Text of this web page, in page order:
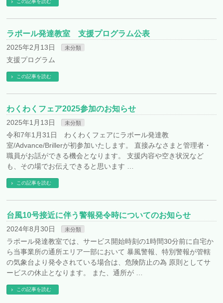
この記事を読む
ラポール発達教室 支援プログラム公表
2025年2月13日 未分類
支援プログラム
この記事を読む
わくわくフェア2025参加のお知らせ
2025年1月13日 未分類
令和7年1月31日 わくわくフェアにラポール発達教
室/Advance/Brillerが初参加いたします。 直接みなさまと管理者・
職員がお話ができる機会となります。 支援内容や空き状況など
も、その場でお伝えできると思います …
この記事を読む
台風10号接近に伴う警報発令時についてのお知らせ
2024年8月30日 未分類
ラポール発達教室では、サービス開始時刻の1時間30分前に自宅か
ら当事業所の通所エリア一部において 暴風警報、特別警報が管轄
の気象台より発令されている場合は、危険防止の為 原則としてサ
ービスの休止となります。 また、通所が …
この記事を読む